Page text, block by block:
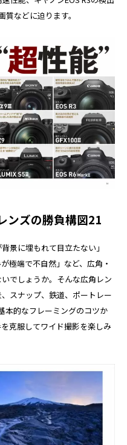
などに迫ります。
ンズの勝負構図21
景に埋もれて目立たない」
極端で不自然」など、広角・
でしょうか。そんな広角レン
スナップ、鉄道、ポートレー
本的なフレーミングのコツか
克服してワイド撮影を楽しみ